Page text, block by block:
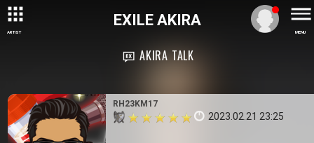
ARTIST MENU
EXILE AKIRA
AKIRA TALK
RH23KM17
2023.02.21 23:25